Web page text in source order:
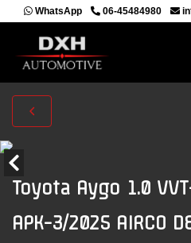
WhatsApp 06-45484980
Toyota Aygo 1.0
APK-3/2025 AIRCO